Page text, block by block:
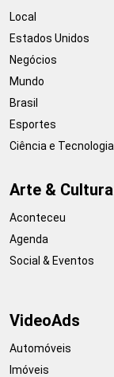
Local
Estados Unidos
Negócios
Mundo
Brasil
Esportes
Ciência e Tecnologia
Arte & Cultura
Aconteceu
Agenda
Social & Eventos
VideoAds
Automóveis
Imóveis